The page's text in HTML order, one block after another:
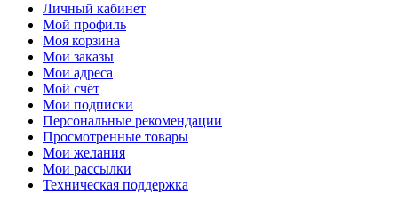
Личный кабинет
Мой профиль
Моя корзина
Мои заказы
Мои адреса
Мой счёт
Мои подписки
Персональные рекомендации
Просмотренные товары
Мои желания
Мои рассылки
Техническая поддержка